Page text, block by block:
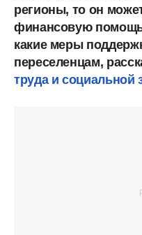
регионы, то он
финансовую помощь
какие меры
переселенцам,
труда и социальной